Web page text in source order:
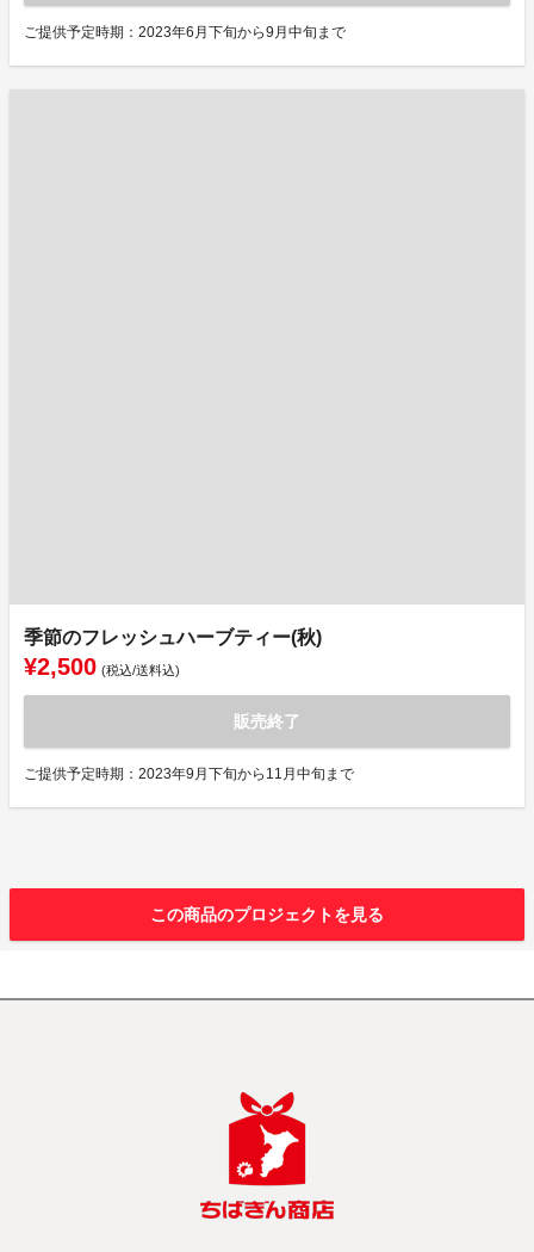
ご提供予定時期：2023年6月下旬から9月中旬まで
季節のフレッシュハーブティー(秋)
¥2,500 (税込/送料込)
販売終了
ご提供予定時期：2023年9月下旬から11月中旬まで
この商品のプロジェクトを見る